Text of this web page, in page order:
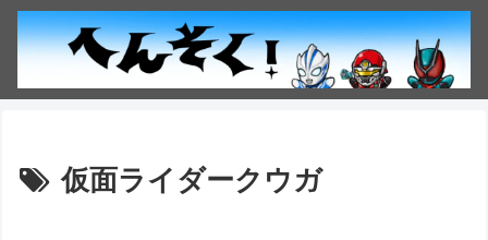
仮面ライダークウガ